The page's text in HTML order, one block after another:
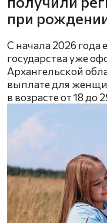
при
С начала 2026
государства уже
Архангельской
выплате для
в возрасте от 18 до